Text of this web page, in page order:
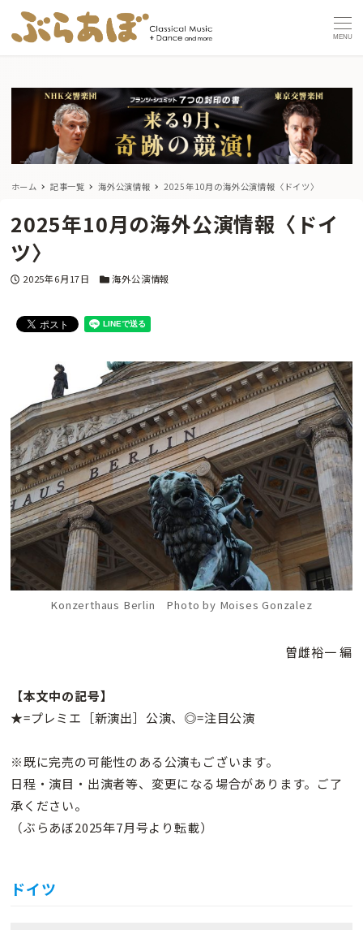
MENU
ホーム 記事一覧 海外公演情報 2025年10月の海外公演情報〈ドイツ〉
2025年10月の海外公演情報〈ドイ
ツ〉
投稿日
2025年6月17日 カテゴリー
海外公演情報
Konzerthaus Berlin Photo by Moises Gonzalez
曽雌裕一 編
【本文中の記号】
★=プレミエ［新演出］公演、◎=注目公演
※既に完売の可能性のある公演もございます。
日程・演目・出演者等、変更になる場合があります。ご了
承ください。
（ぶらあぼ2025年7月号より転載）
ドイツ